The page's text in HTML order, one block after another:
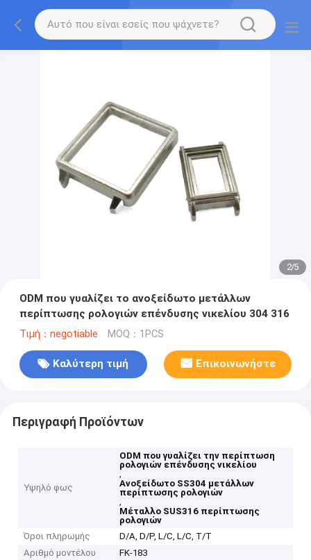
2/5
ODM που γυαλίζει το ανοξείδωτο μετάλλων
περίπτωσης ρολογιών επένδυσης νικελίου 304 316
Τιμή：negotiable MOQ：1PCS
Καλύτερη τιμή Επικοινωνήστε
Περιγραφή Προϊόντων
Υψηλό φως
ODM που γυαλίζει την περίπτωση
ρολογιών επένδυσης νικελίου
,
Ανοξείδωτο SS304 μετάλλων
περίπτωσης ρολογιών
,
Μέταλλο SUS316 περίπτωσης
ρολογιών
Όροι πληρωμής
D/A, D/P, L/C, L/C, T/T
Αριθμό μοντέλου
FK-183